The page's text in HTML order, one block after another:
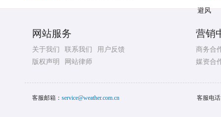
避风
网站服务
关于我们 联系我们
用户反馈
版权声明
网站律师
营销
商务合
媒资合
客服邮箱： service@weather.com.cn 客服电